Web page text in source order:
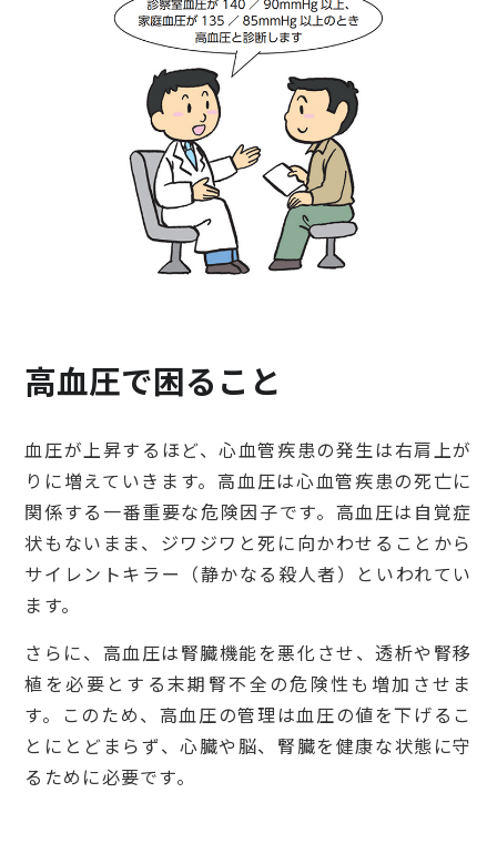
高血圧で困ること
血圧が上昇するほど、心血管疾患の発生は右肩上が
りに増えていきます。高血圧は心血管疾患の死亡に
関係する一番重要な危険因子です。高血圧は自覚症
状もないまま、ジワジワと死に向かわせることから
サイレントキラー（静かなる殺人者）といわれてい
ます。
さらに、高血圧は腎臓機能を悪化させ、透析や腎移
植を必要とする末期腎不全の危険性も増加させま
す。このため、高血圧の管理は血圧の値を下げるこ
とにとどまらず、心臓や脳、腎臓を健康な状態に守
るために必要です。